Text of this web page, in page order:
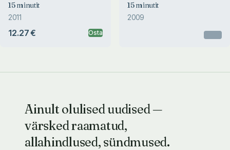
15 minutit
2011
12.27 € Osta
15 minutit
2009
Ainult olulised uudised —
värsked raamatud,
allahindlused, sündmused.